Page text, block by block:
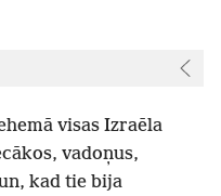
visas Izraēla
vadoņus,
kad tie bija